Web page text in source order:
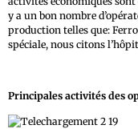
y a un bon nombre
production telles que:
spéciale, nous citons
Principales activités des